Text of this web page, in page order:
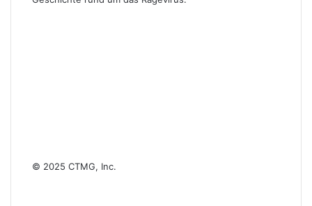
© 2025 CTMG, Inc.